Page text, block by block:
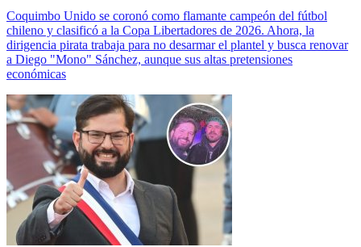
Coquimbo Unido se coronó como flamante campeón del fútbol
chileno y clasificó a la Copa Libertadores de 2026. Ahora, la
dirigencia pirata trabaja para no desarmar el plantel y busca renovar
a Diego "Mono" Sánchez, aunque sus altas pretensiones
económicas